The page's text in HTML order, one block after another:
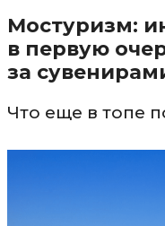
Мостуризм:
в первую
за
Что еще в топе